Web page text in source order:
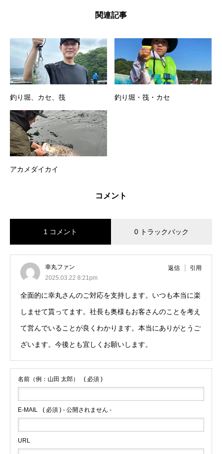
関連記事
釣り堀、カセ、筏 釣り堀・筏・カセ
アカメダイカイ
コメント
1 コメント 0 トラックバック
幸丸ファン
2025.03.22 8:21pm
返信 引用
全面的に幸丸さんのご対応を支持します。いつも本当に楽
しませて貰ってます。社長も奥様もお客さんのことを考え
て営んでいることが良くわかります。本当にありがとうご
ざいます。今後とも宜しくお願いします。
名前（例：山田 太郎） ( 必須 )
E-MAIL ( 必須 ) - 公開されません -
URL